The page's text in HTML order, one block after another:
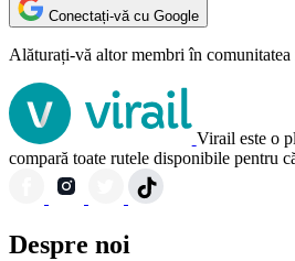
Conectați-vă cu Google
Alăturați-vă altor membri în comunitatea
Virail este o
compară toate rutele disponibile pentru
Despre noi